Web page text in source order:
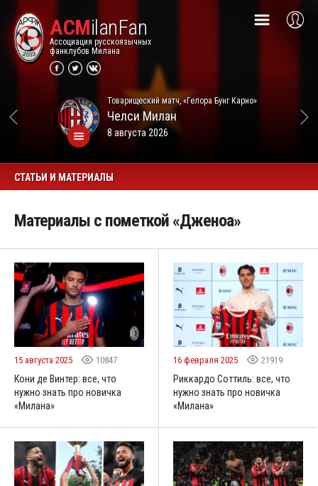
ACMilanFan
Ассоциация русскоязычных
фанклубов Милана
Товарищеский матч, «Гелора Бунг Карно»
ЧелсиМилан
8 августа 2026
СТАТЬИ И МАТЕРИАЛЫ
Материалы с пометкой «Дженоа»
15 августа 2025 10847
Кони де Винтер: все, что
нужно знать про новичка
«Милана»
16 февраля 2025 21919
Риккардо Соттиль: все, что
нужно знать про новичка
«Милана»